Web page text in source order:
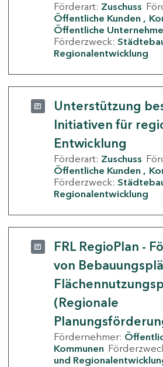
Förderart: Zuschuss
Öffentliche Kunden
Öffentliche
Förderzweck:
Regionalentwicklung
Unterstützung
Initiativen für
Entwicklung
Förderart: Zuschuss
Öffentliche Kunden
Förderzweck:
Regionalentwicklung
FRL RegioPlan -
von
(Regionale
Fördernehmer:
Kommunen
und